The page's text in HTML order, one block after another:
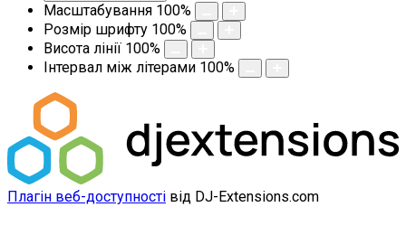
Масштабування 100%
Розмір шрифту 100%
Висота лінії 100%
Інтервал між літерами 100%
Плагін веб-доступності від DJ-Extensions.com